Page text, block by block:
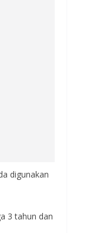
digunakan
3 tahun dan